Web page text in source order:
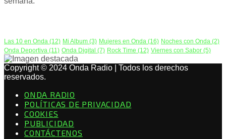
Las 10 en Onda (12) Mi Album (3) Mujeres en Onda (16) Noches con Onda (2)
Onda Deportiva (11) Onda Digital (7) Rock Time (12) Viernes con Sabor (5)
Copyright © 2024 Onda Radio | Todos los derechos
reservados.
ONDA RADIO
POLÍTICAS DE PRIVACIDAD
COOKIES
PUBLICIDAD
CONTÁCTENOS